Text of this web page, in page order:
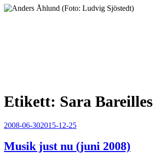
Hoppa
Etikett: Sara Bareilles
Publicerat
2008-06-302015-12-25
Musik just nu (juni 2008)